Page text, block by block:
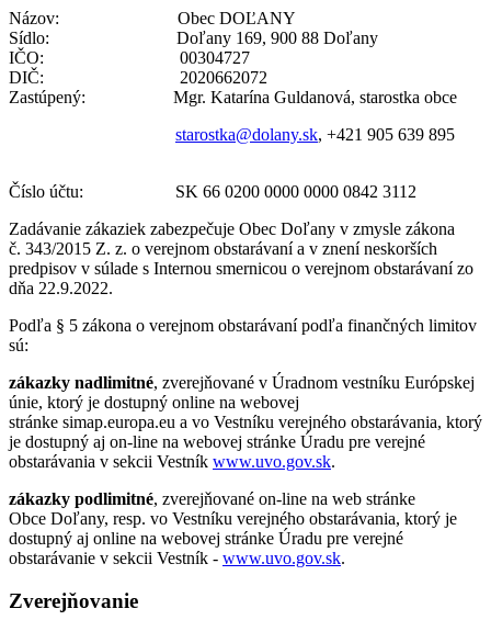
Názov: Obec DOĽANY
Sídlo: Doľany 169, 900 88 Doľany
IČO: 00304727
DIČ: 2020662072
Zastúpený: Mgr. Katarína Guldanová, starostka obce
starostka@dolany.sk, +421 905 639 895
Číslo účtu: SK 66 0200 0000 0000 0842 3112
Zadávanie zákaziek zabezpečuje Obec Doľany v zmysle zákona
č. 343/2015 Z. z. o verejnom obstarávaní a v znení neskorších
predpisov v súlade s Internou smernicou o verejnom obstarávaní zo
dňa 22.9.2022.
Podľa § 5 zákona o verejnom obstarávaní podľa finančných limitov
sú:
zákazky nadlimitné, zverejňované v Úradnom vestníku Európskej
únie, ktorý je dostupný online na webovej
stránke simap.europa.eu a vo Vestníku verejného obstarávania, ktorý
je dostupný aj on-line na webovej stránke Úradu pre verejné
obstarávania v sekcii Vestník www.uvo.gov.sk.
zákazky podlimitné, zverejňované on-line na web stránke
Obce Doľany, resp. vo Vestníku verejného obstarávania, ktorý je
dostupný aj online na webovej stránke Úradu pre verejné
obstarávanie v sekcii Vestník - www.uvo.gov.sk.
Zverejňovanie